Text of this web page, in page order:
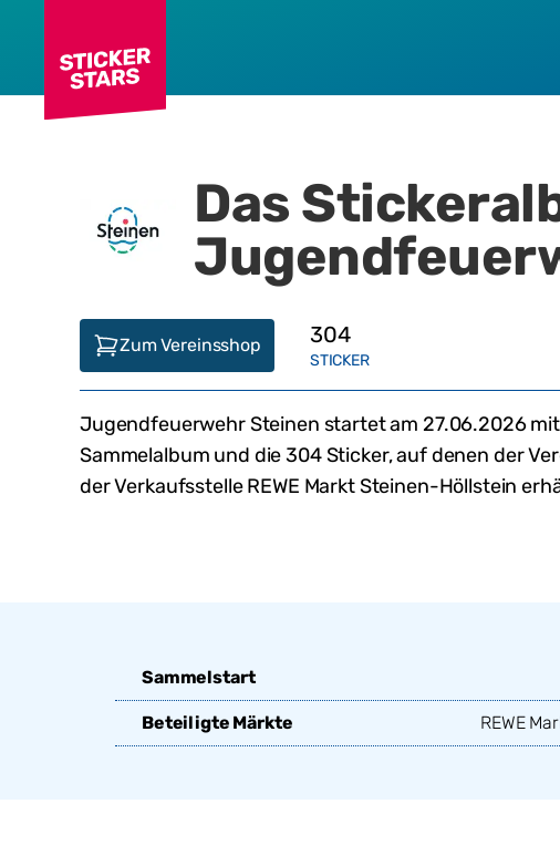
Das
Zum Vereinsshop 304
STICKER
Jugendfeuerwehr Steinen startet am 27.06.2026mit
Sammelalbum und die304Sticker, auf denen der
der Verkaufsstelle REWE Markt Steinen-Höllstein
Sammelstart
Beteiligte Märkte REWE